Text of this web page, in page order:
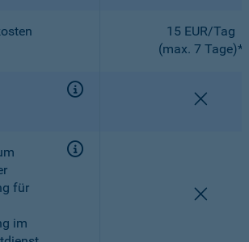
15 EUR/Tag
(max. 7 Tage)*
für
im